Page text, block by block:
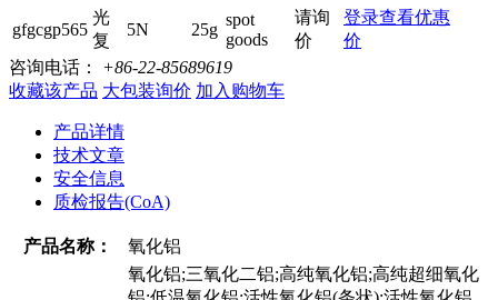
gfgcgp565
光
复
5N 25g
spot
goods
请询
价
登录查看优惠
价
咨询电话： +86-22-85689619
收藏该产品 大包装询价 加入购物车
产品详情
技术文章
安全信息
质检报告(CoA)
产品名称：
氧化铝
氧化铝;三氧化二铝;高纯氧化铝;高纯超细氧化